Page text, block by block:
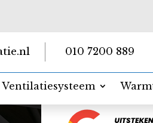
010 7200 889
Ventilatiesysteem